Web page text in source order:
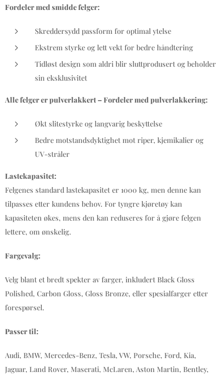
Fordeler med smidde felger:
Skreddersydd passform for optimal ytelse
Ekstrem styrke og lett vekt for bedre håndtering
Tidløst design som aldri blir sluttprodusert og beholder
sin eksklusivitet
Alle felger er pulverlakkert – Fordeler med pulverlakkering:
Økt slitestyrke og langvarig beskyttelse
Bedre motstandsdyktighet mot riper, kjemikalier og
UV-stråler
Lastekapasitet:
Felgenes standard lastekapasitet er 1000 kg, men denne kan
tilpasses etter kundens behov. For tyngre kjøretøy kan
kapasiteten økes, mens den kan reduseres for å gjøre felgen
lettere, om ønskelig.
Fargevalg:
Velg blant et bredt spekter av farger, inkludert Black Gloss
Polished, Carbon Gloss, Gloss Bronze, eller spesialfarger etter
forespørsel.
Passer til:
Audi, BMW, Mercedes-Benz, Tesla, VW, Porsche, Ford, Kia,
Jaguar, Land Rover, Maserati, McLaren, Aston Martin, Bentley,